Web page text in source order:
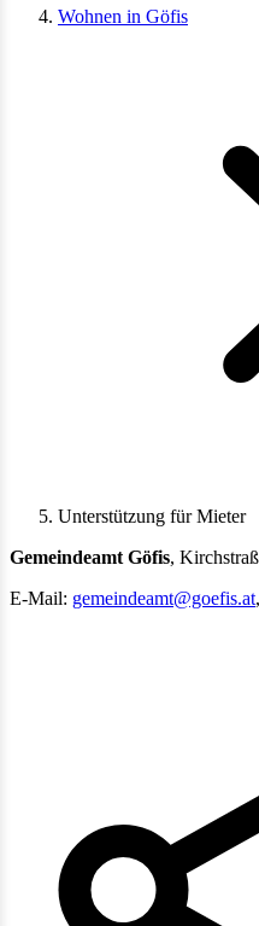
Wohnen in Göfis
Unterstützung für Mieter
Gemeindeamt Göfis,
E-Mail: gemeindeamt@goefis.at